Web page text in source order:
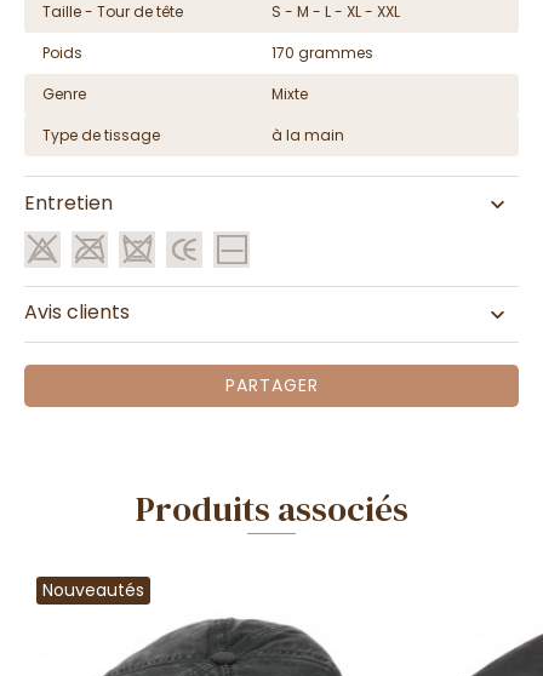
Taille - Tour de tête
S - M - L - XL - XXL
Poids
170 grammes
Genre
Mixte
Type de tissage
à la main
Entretien
Avis clients
PARTAGER
Produits associés
Nouveautés